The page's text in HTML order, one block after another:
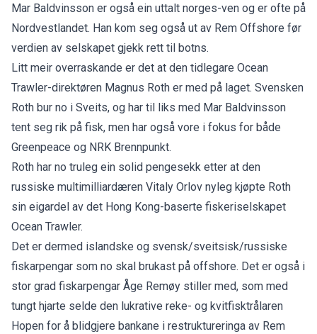
Mar Baldvinsson er også ein uttalt norges-ven og er ofte på
Nordvestlandet. Han kom seg også ut av Rem Offshore før
verdien av selskapet gjekk rett til botns.
Litt meir overraskande er det at den tidlegare Ocean
Trawler-direktøren Magnus Roth er med på laget. Svensken
Roth bur no i Sveits, og har til liks med Mar Baldvinsson
tent seg rik på fisk, men har også vore i fokus for både
Greenpeace og NRK Brennpunkt.
Roth har no truleg ein solid pengesekk etter at den
russiske multimilliardæren Vitaly Orlov nyleg kjøpte Roth
sin eigardel av det Hong Kong-baserte fiskeriselskapet
Ocean Trawler.
Det er dermed islandske og svensk/sveitsisk/russiske
fiskarpengar som no skal brukast på offshore. Det er også i
stor grad fiskarpengar Åge Remøy stiller med, som med
tungt hjarte selde den lukrative reke- og kvitfisktrålaren
Hopen for å blidgjere bankane i restruktureringa av Rem